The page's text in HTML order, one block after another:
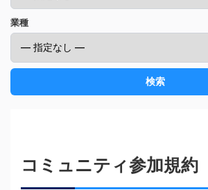
業種
検索
コミュニティ参加規約